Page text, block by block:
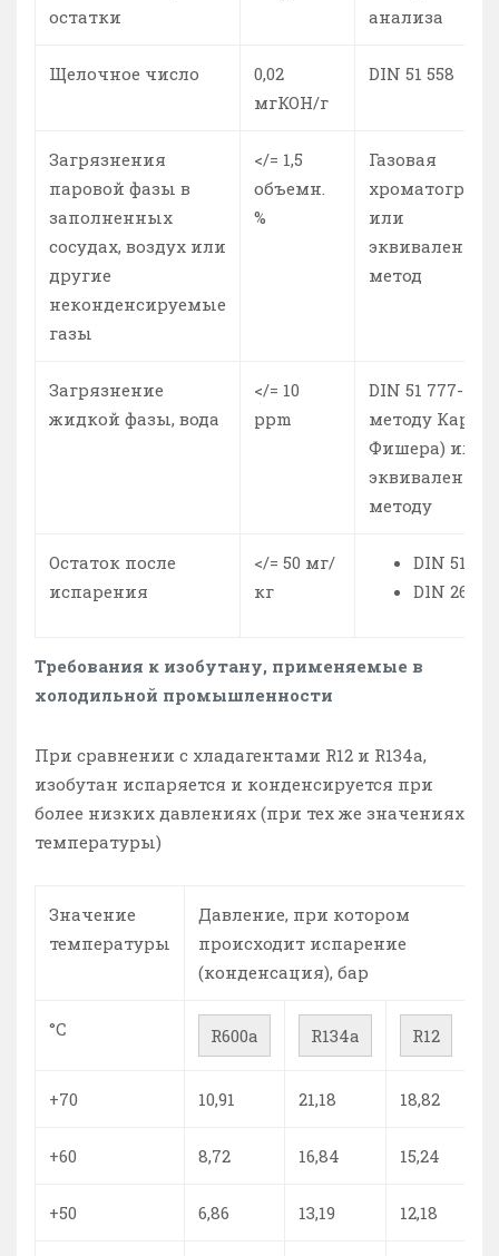
Требования к изобутану, применяемые в
холодильной промышленности
остатки
анализа
Щелочное число
0,02
мгКОН/г
DIN 51 558
Загрязнения
паровой фазы в
заполненных
сосудах, воздух или
другие
неконденсируемые
газы
</= 1,5
объемн.
%
Газовая
или
метод
Загрязнение
жидкой фазы, вода
</= 10
ppm
DIN 51 777-1
методу Карла
Фишера) или
методу
Остаток после
испарения
</= 50 мг/
кг
DIN 51 513
DlN 26246
При сравнении с хладагентами R12 и R134a,
изобутан испаряется и конденсируется при
более низких давлениях (при тех же значениях
температуры)
Значение
температуры
Давление, при котором
происходит испарение
(конденсация), бар
°C R600a R134a R12
+70 10,91 21,18 18,82
+60 8,72 16,84 15,24
+50 6,86 13,19 12,18